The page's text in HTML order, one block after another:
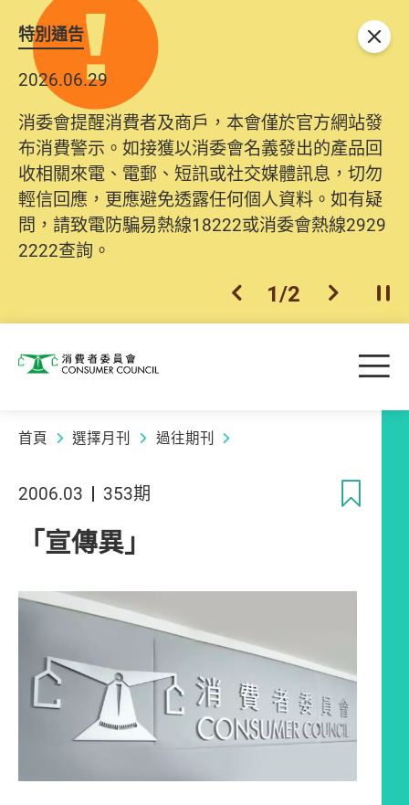
特別通告
2026.06.29
消委會提醒消費者及商戶，本會僅於官方網站發
布消費警示。如接獲以消委會名義發出的產品回
收相關來電、電郵、短訊或社交媒體訊息，切勿
輕信回應，更應避免透露任何個人資料。如有疑
問，請致電防騙易熱線18222或消委會熱線2929
2222查詢。
上一個
1/2 下一個開
關閉
消費者委員會 目
首頁 選擇月刊 過往期刊
2006.03 353期
「宣傳異」